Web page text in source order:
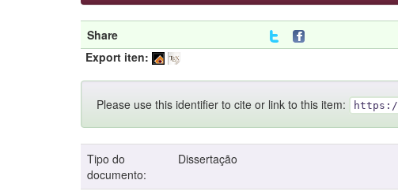
Share
Export iten:
Please use this identifier to cite or link to this item:
Tipo do
documento:
Dissertação